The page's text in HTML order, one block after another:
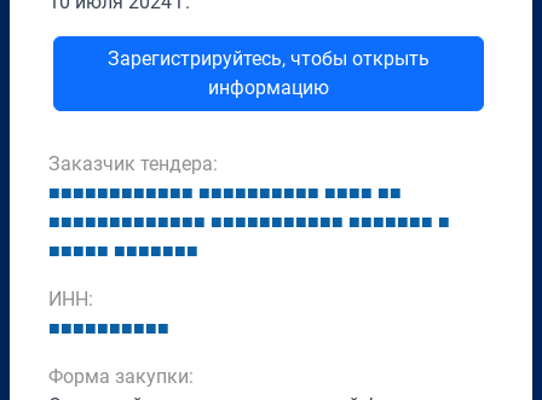
Зарегистрируйтесь, чтобы открыть
информацию
Заказчик тендера:
■■■■■■■■■■■■ ■■■■■■■■■■ ■■■■ ■■
■■■■■■■■■■■■■ ■■■■■■■■■■■ ■■■■■■■ ■
■■■■■ ■■■■■■■
ИНН:
■■■■■■■■■■
Форма закупки: